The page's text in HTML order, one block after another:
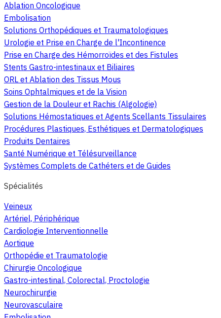
Ablation Oncologique
Embolisation
Solutions Orthopédiques et Traumatologiques
Urologie et Prise en Charge de l'Incontinence
Prise en Charge des Hémorroïdes et des Fistules
Stents Gastro-intestinaux et Biliaires
ORL et Ablation des Tissus Mous
Soins Ophtalmiques et de la Vision
Gestion de la Douleur et Rachis (Algologie)
Solutions Hémostatiques et Agents Scellants Tissulaires
Procédures Plastiques, Esthétiques et Dermatologiques
Produits Dentaires
Santé Numérique et Télésurveillance
Systèmes Complets de Cathéters et de Guides
Spécialités
Veineux
Artériel, Périphérique
Cardiologie Interventionnelle
Aortique
Orthopédie et Traumatologie
Chirurgie Oncologique
Gastro-intestinal, Colorectal, Proctologie
Neurochirurgie
Neurovasculaire